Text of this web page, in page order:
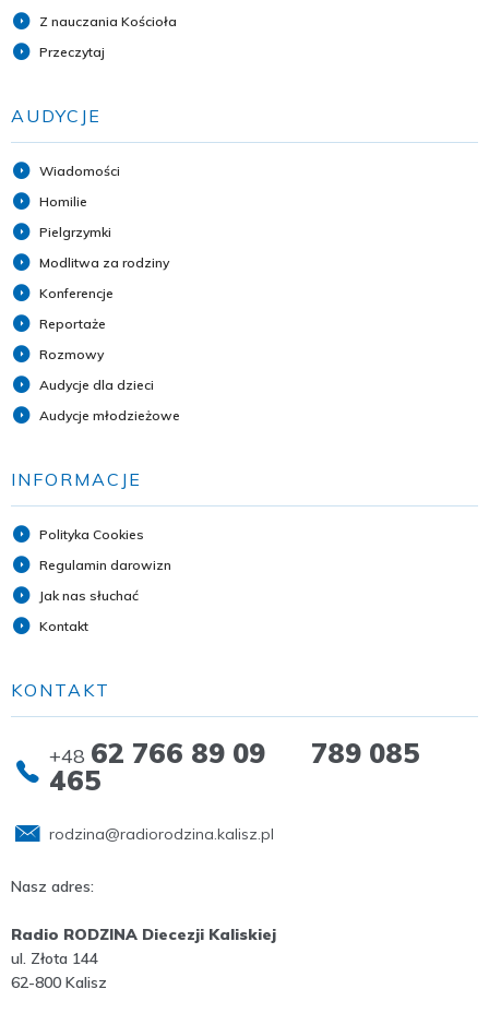
Z nauczania Kościoła
Przeczytaj
AUDYCJE
Wiadomości
Homilie
Pielgrzymki
Modlitwa za rodziny
Konferencje
Reportaże
Rozmowy
Audycje dla dzieci
Audycje młodzieżowe
INFORMACJE
Polityka Cookies
Regulamin darowizn
Jak nas słuchać
Kontakt
KONTAKT
+48 62 766 89 09 789 085
465
rodzina@radiorodzina.kalisz.pl
Nasz adres:
Radio RODZINA Diecezji Kaliskiej
ul. Złota 144
62-800 Kalisz